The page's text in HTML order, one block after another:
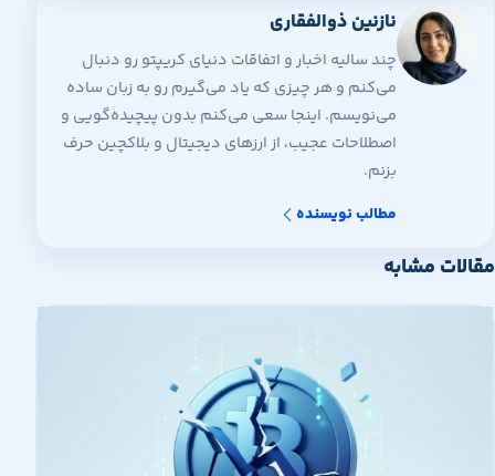
نازنین ذوالفقاری
چند سالیه اخبار و اتفاقات دنیای کریپتو رو دنبال
می‌کنم و هر چیزی که یاد می‌گیرم رو به زبان ساده
می‌نویسم. اینجا سعی می‌کنم بدون پیچیده‌گویی و
اصطلاحات عجیب، از ارزهای دیجیتال و بلاکچین حرف
بزنم.
مطالب نویسنده
مقالات مشابه